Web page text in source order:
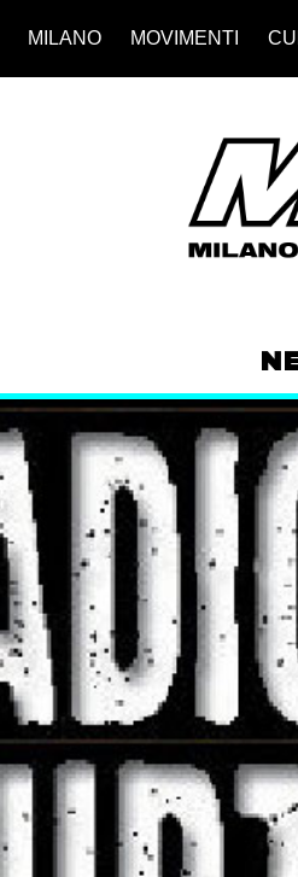
MILANO MOVIMENTI